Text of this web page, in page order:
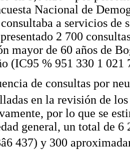
Nacional de
a servicios de
2 700
mayor de 60 años de
(IC95 % 951 330 1 021
de consultas por
en la revisión de
por lo que se
general, un total de
437) y 300